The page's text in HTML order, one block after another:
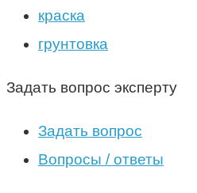
краска
грунтовка
Задать вопрос эксперту
Задать вопрос
Вопросы / ответы